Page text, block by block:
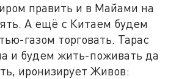
править и в Майами на
А ещё с Китаем будем
газом торговать. Тарас
и будем жить-поживать да
иронизирует Живов: